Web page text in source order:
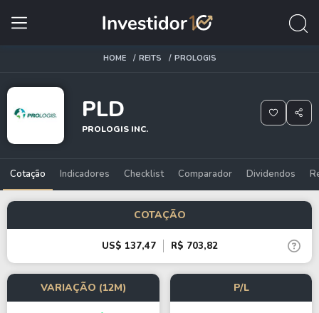
HOME REITS PROLOGIS
PLD
PROLOGIS INC.
Cotação Indicadores Checklist Comparador Dividendos
COTAÇÃO
US$ 137,47 R$ 703,82
VARIAÇÃO (12M) P/L